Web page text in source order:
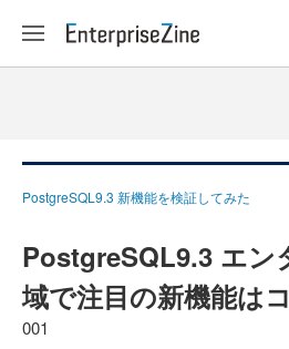
PostgreSQL9.3 新機能を検証してみた
PostgreSQL9.3 エン
域で注目の新機能は
001